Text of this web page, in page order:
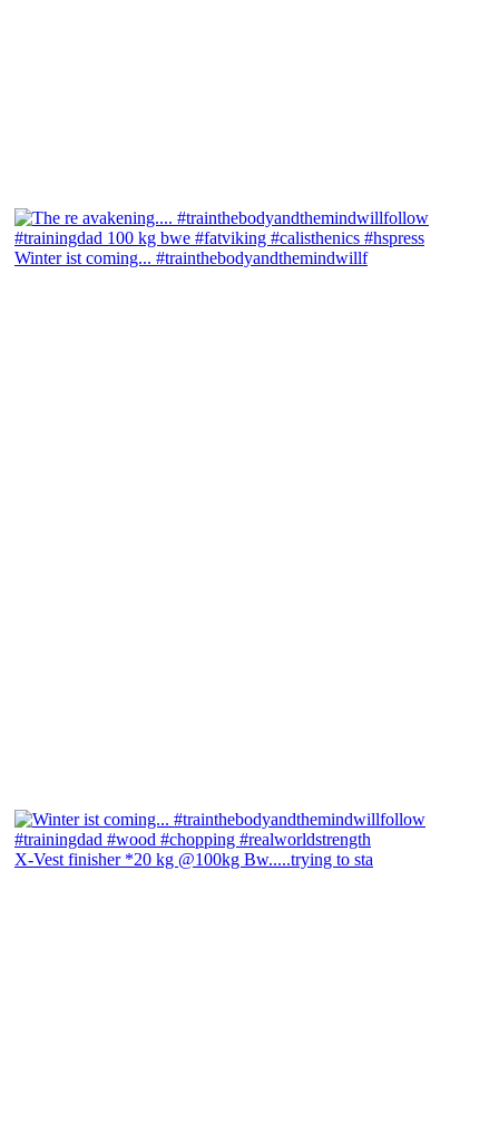
Winter ist coming... #trainthebodyandthemindwillf
X-Vest finisher *20 kg @100kg Bw.....trying to sta